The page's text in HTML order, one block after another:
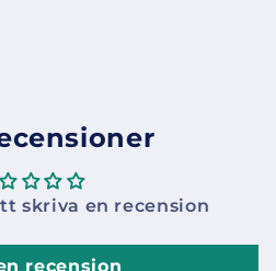
skriva en recension
recension